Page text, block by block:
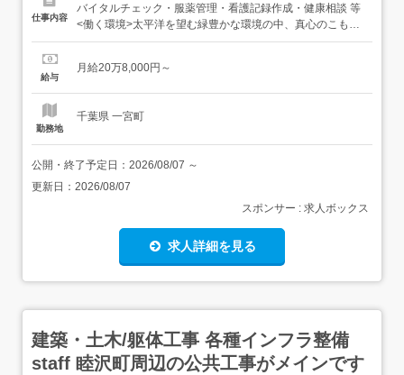
仕事内容
バイタルチェック・服薬管理・看護記録作成・健康相談 等
<働く環境>太平洋を望む緑豊かな環境の中、真心のこもっ
た介護で家庭生活への復帰をお手伝いしています。「施設
ビリ室、診察室、レクリエーション室、談話室、食堂、浴
給与
月給20万8,000円～
勤務地
千葉県 一宮町
公開・終了予定日： 2026/08/07 ～
更新日： 2026/08/07
スポンサー : 求人ボックス
求人詳細を見る
建築・土木/躯体工事 各種インフラ整備
staff 睦沢町周辺の公共工事がメインです